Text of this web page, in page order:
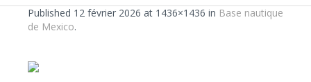
Published 12 février 2026 at 1436×1436 in Base nautique
de Mexico.